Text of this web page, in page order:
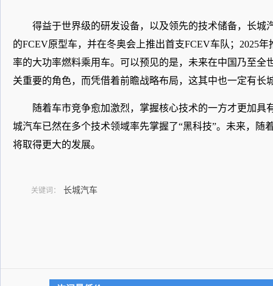
得益于世界级的研发设备，以及领先的技术储备，长城
的FCEV原型车，并在冬奥会上推出首支FCEV车队；2025
率的大功率燃料乘用车。可以预见的是，未来在中国乃至全
关重要的角色，而凭借着前瞻战略布局，这其中也一定有长
随着车市竞争愈加激烈，掌握核心技术的一方才更加
城汽车已然在多个技术领域率先掌握了“黑科技”。未来，随
将取得更大的发展。
关键词： 长城汽车